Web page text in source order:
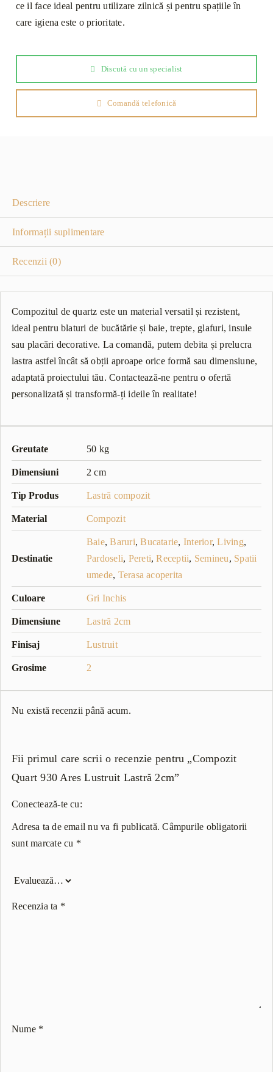
ce il face ideal pentru utilizare zilnică și pentru spațiile în
care igiena este o prioritate.
Discută cu un specialist
Comandă telefonică
Descriere
Informații suplimentare
Recenzii (0)
Compozitul de quartz este un material versatil și rezistent,
ideal pentru blaturi de bucătărie și baie, trepte, glafuri, insule
sau placări decorative. La comandă, putem debita și prelucra
lastra astfel încât să obții aproape orice formă sau dimensiune,
adaptată proiectului tău. Contactează-ne pentru o ofertă
personalizată și transformă-ți ideile în realitate!
Greutate 50 kg
Dimensiuni 2 cm
Tip Produs Lastră compozit
Material Compozit
Destinatie
Baie,Baruri,Bucatarie, Interior,Living,
Pardoseli, Pereti,Receptii, Semineu, Spatii
umede, Terasa acoperita
Culoare Gri Inchis
Dimensiune Lastră 2cm
Finisaj Lustruit
Grosime 2
Nu există recenzii până acum.
Fii primul care scrii o recenzie pentru „Compozit
Quart 930 Ares Lustruit Lastră 2cm”
Conectează-te cu:
Adresa ta de email nu va fi publicată. Câmpurile obligatorii
sunt marcate cu *
Recenzia ta *
Nume *